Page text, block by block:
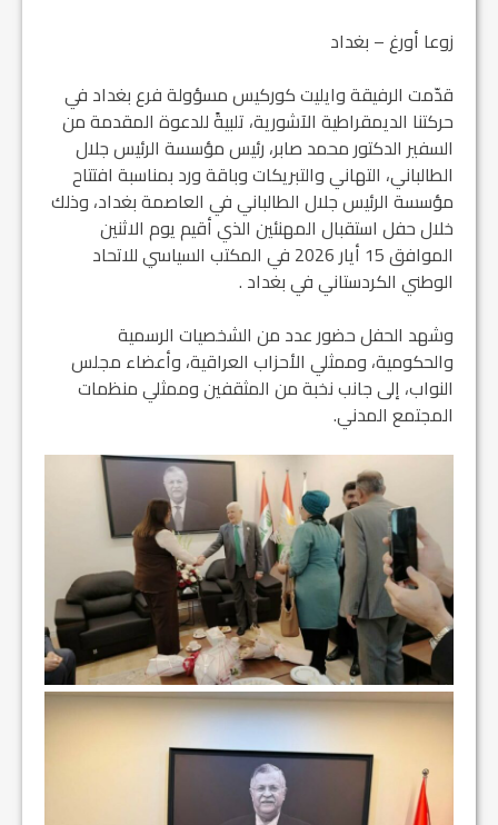
زوعا أورغ – بغداد
قدّمت الرفيقة وايليت كوركيس مسؤولة فرع بغداد في
حركتنا الديمقراطية الآشورية، تلبيةً للدعوة المقدمة من
السفير الدكتور محمد صابر، رئيس مؤسسة الرئيس جلال
الطالباني، التهاني والتبريكات وباقة ورد بمناسبة افتتاح
مؤسسة الرئيس جلال الطالباني في العاصمة بغداد، وذلك
خلال حفل استقبال المهنئين الذي أقيم يوم الاثنين
الموافق 15 أيار 2026 في المكتب السياسي للاتحاد
الوطني الكردستاني في بغداد .
وشهد الحفل حضور عدد من الشخصيات الرسمية
والحكومية، وممثلي الأحزاب العراقية، وأعضاء مجلس
النواب، إلى جانب نخبة من المثقفين وممثلي منظمات
المجتمع المدني.